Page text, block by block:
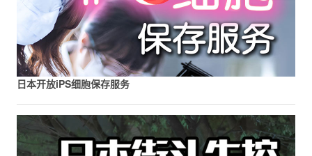
日本开放iPS细胞保存服务